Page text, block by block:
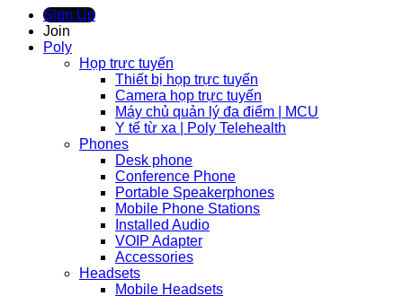
Sign Up
Join
Poly
Họp trực tuyến
Thiết bị họp trực tuyến
Camera họp trực tuyến
Máy chủ quản lý đa điểm | MCU
Y tế từ xa | Poly Telehealth
Phones
Desk phone
Conference Phone
Portable Speakerphones
Mobile Phone Stations
Installed Audio
VOIP Adapter
Accessories
Headsets
Mobile Headsets